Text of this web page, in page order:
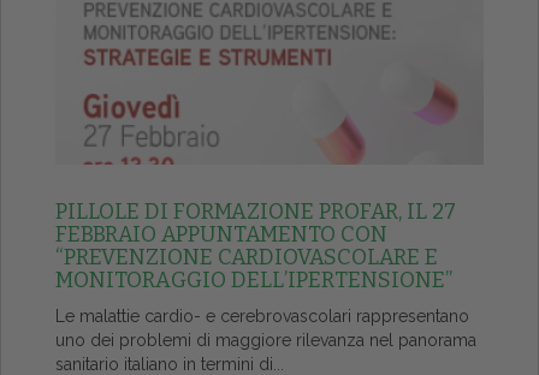
PILLOLE DI FORMAZIONE PROFAR, IL 27
FEBBRAIO APPUNTAMENTO CON
“PREVENZIONE CARDIOVASCOLARE E
MONITORAGGIO DELL’IPERTENSIONE”
Le malattie cardio- e cerebrovascolari rappresentano
uno dei problemi di maggiore rilevanza nel panorama
sanitario italiano in termini di...